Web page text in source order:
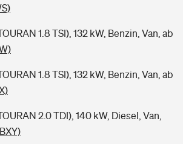
1.8 TSI), 132 kW, Benzin, Van, ab
1.8 TSI), 132 kW, Benzin, Van, ab
2.0 TDI), 140 kW, Diesel, Van,